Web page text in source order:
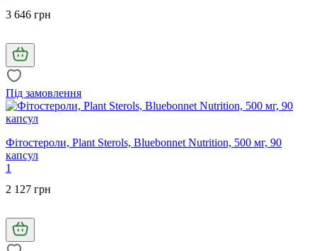
3 646 грн
Під замовлення
Фітостероли, Plant Sterols, Bluebonnet Nutrition, 500 мг, 90
капсул
1
2 127 грн